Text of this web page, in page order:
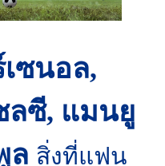
เซนอล,
ลซี, แมนยู
ล สิ่งที่แฟน